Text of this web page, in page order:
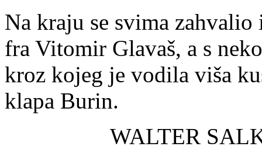
Na kraju se svima zahvalio
fra Vitomir Glavaš, a s
kroz kojeg je vodila viša
klapa Burin.
WALTER